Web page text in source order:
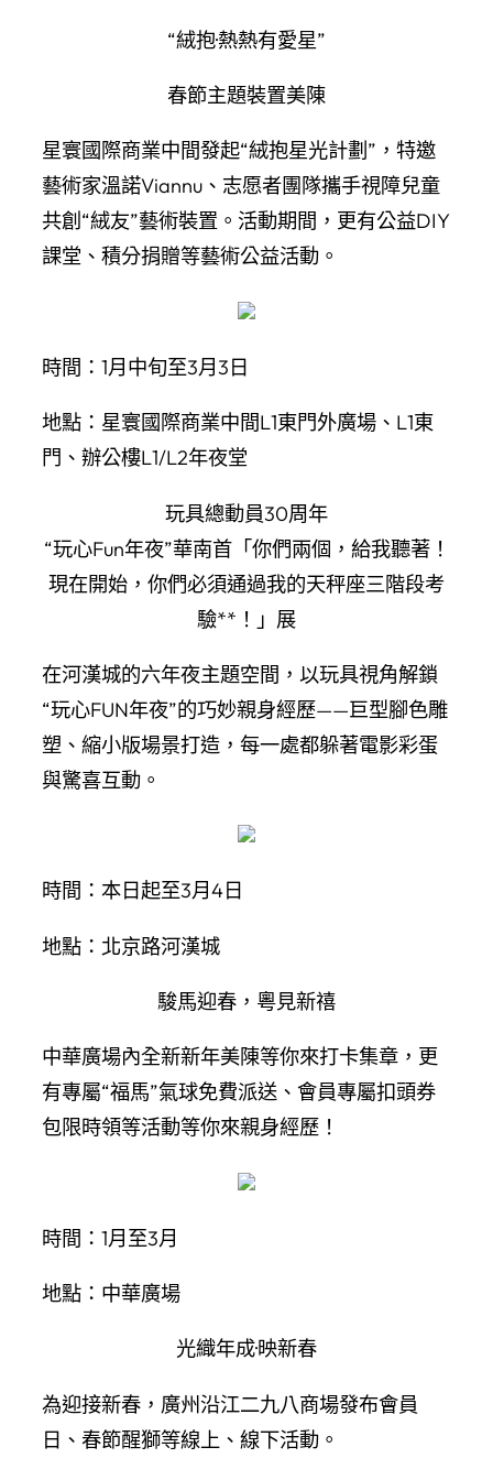
“絨抱·熱熱有愛星”
春節主題裝置美陳
星寰國際商業中間發起“絨抱星光計劃”，特邀
藝術家溫諾Viannu、志愿者團隊攜手視障兒童
共創“絨友”藝術裝置。活動期間，更有公益DIY
課堂、積分捐贈等藝術公益活動。
時間：1月中旬至3月3日
地點：星寰國際商業中間L1東門外廣場、L1東
門、辦公樓L1/L2年夜堂
玩具總動員30周年
“玩心Fun年夜”華南首「你們兩個，給我聽著！
現在開始，你們必須通過我的天秤座三階段考
驗**！」展
在河漢城的六年夜主題空間，以玩具視角解鎖
“玩心FUN年夜”的巧妙親身經歷——巨型腳色雕
塑、縮小版場景打造，每一處都躲著電影彩蛋
與驚喜互動。
時間：本日起至3月4日
地點：北京路河漢城
駿馬迎春，粵見新禧
中華廣場內全新新年美陳等你來打卡集章，更
有專屬“福馬”氣球免費派送、會員專屬扣頭券
包限時領等活動等你來親身經歷！
時間：1月至3月
地點：中華廣場
光織年成·映新春
為迎接新春，廣州沿江二九八商場發布會員
日、春節醒獅等線上、線下活動。